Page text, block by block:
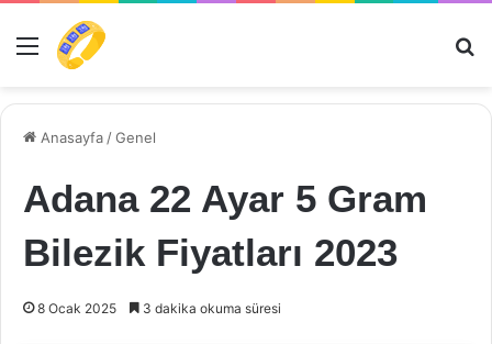
Menü
Anasayfa /Genel
Adana 22 Ayar 5 Gram
Bilezik Fiyatları 2023
8 Ocak 2025 3 dakika okuma süresi